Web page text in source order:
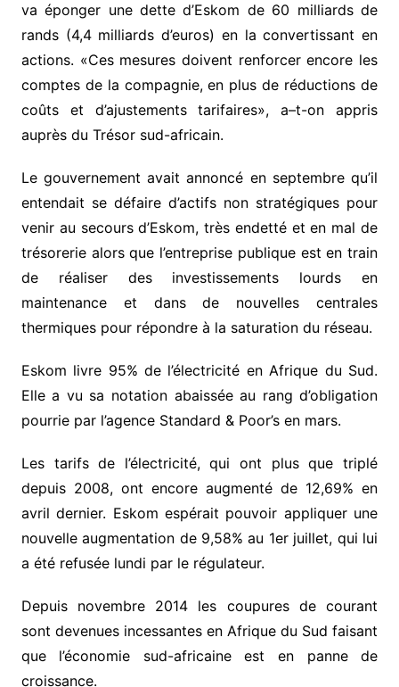
va éponger une dette d’Eskom de 60 milliards de
rands (4,4 milliards d’euros) en la convertissant en
actions. «Ces mesures doivent renforcer encore les
comptes de la compagnie, en plus de réductions de
coûts et d’ajustements tarifaires», a–t-on appris
auprès du Trésor sud-africain.
Le gouvernement avait annoncé en septembre qu’il
entendait se défaire d’actifs non stratégiques pour
venir au secours d’Eskom, très endetté et en mal de
trésorerie alors que l’entreprise publique est en train
de réaliser des investissements lourds en
maintenance et dans de nouvelles centrales
thermiques pour répondre à la saturation du réseau.
Eskom livre 95% de l’électricité en Afrique du Sud.
Elle a vu sa notation abaissée au rang d’obligation
pourrie par l’agence Standard & Poor’s en mars.
Les tarifs de l’électricité, qui ont plus que triplé
depuis 2008, ont encore augmenté de 12,69% en
avril dernier. Eskom espérait pouvoir appliquer une
nouvelle augmentation de 9,58% au 1er juillet, qui lui
a été refusée lundi par le régulateur.
Depuis novembre 2014 les coupures de courant
sont devenues incessantes en Afrique du Sud faisant
que l’économie sud-africaine est en panne de
croissance.